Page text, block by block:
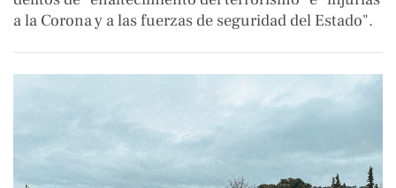
a la Corona y a las fuerzas de seguridad del Estado".